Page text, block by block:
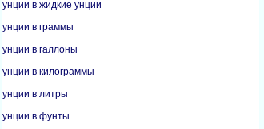
унции в жидкие унции
унции в граммы
унции в галлоны
унции в килограммы
унции в литры
унции в фунты